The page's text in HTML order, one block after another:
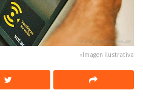
»Imagen ilustrativa